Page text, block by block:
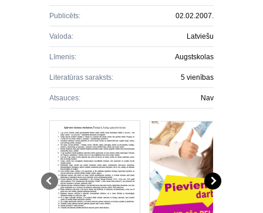
Publicēts: 02.02.2007.
Valoda: Latviešu
Līmenis: Augstskolas
Literatūras saraksts: 5 vienības
Atsauces: Nav